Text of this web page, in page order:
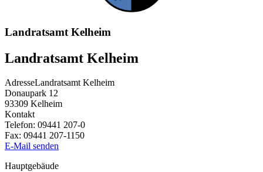
Landratsamt Kelheim
Landratsamt Kelheim
AdresseLandratsamt Kelheim
Donaupark 12
93309 Kelheim
Kontakt
Telefon: 09441 207-0
Fax: 09441 207-1150
E-Mail senden
Hauptgebäude